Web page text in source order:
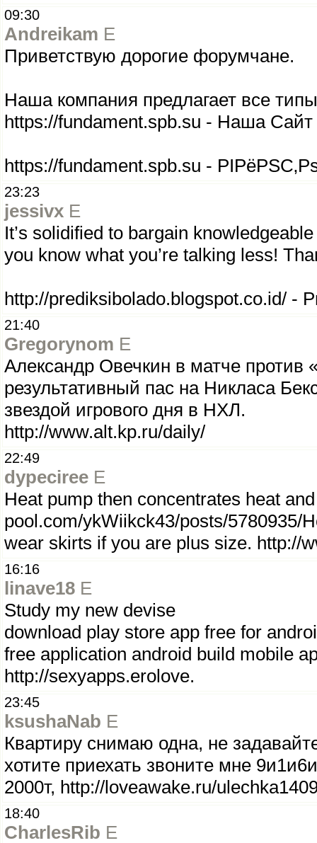
09:30
Andreikam E
Приветствую дорогие форумчане.
Наша компания предлагает все
https://fundament.spb.su - Наша Сайт
https://fundament.spb.su -
23:23
jessivx E
It’s solidified to bargain
you know what you’re talking less!
http://prediksibolado.blogspot.co.id/ -
21:40
Gregorynom E
Александр Овечкин в матче
результативный пас на Никласа
звездой игрового дня в НХЛ.
http://www.alt.kp.ru/daily/
22:49
dypeciree E
Heat pump then concentrates heat
pool.com/ykWiikck43/posts/5780935/
wear skirts if you are plus size. http://
16:16
linave18 E
Study my new devise
download play store app free for
free application android build mobile
http://sexyapps.erolove.
23:45
ksushaNab E
Квартиру снимаю одна, не
хотите приехать звоните мне
2000т, http://loveawake.ru/
18:40
CharlesRib E